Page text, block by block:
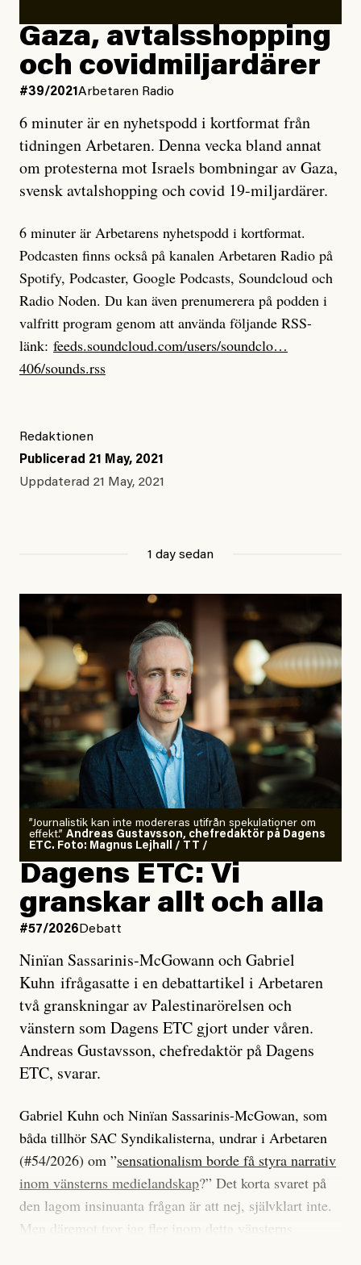
Gaza, avtalsshopping
och covidmiljardärer
#39/2021 Arbetaren Radio
6 minuter är en nyhetspodd i kortformat från
tidningen Arbetaren. Denna vecka bland annat
om protesterna mot Israels bombningar av Gaza,
svensk avtalshopping och covid 19-miljardärer.
6 minuter är Arbetarens nyhetspodd i kortformat.
Podcasten finns också på kanalen Arbetaren Radio på
Spotify, Podcaster, Google Podcasts, Soundcloud och
Radio Noden. Du kan även prenumerera på podden i
valfritt program genom att använda följande RSS-
länk: feeds.soundcloud.com/users/soundclo…
406/sounds.rss
Redaktionen
Publicerad 21 May, 2021
Uppdaterad 21 May, 2021
1 day sedan
”Journalistik kan inte modereras utifrån spekulationer om
effekt.” Andreas Gustavsson, chefredaktör på Dagens
ETC. Foto: Magnus Lejhall / TT /
Dagens ETC: Vi
granskar allt och alla
#57/2026Debatt
Ninïan Sassarinis-McGowann och Gabriel
Kuhn ifrågasatte i en debattartikel i Arbetaren
två granskningar av Palestinarörelsen och
vänstern som Dagens ETC gjort under våren.
Andreas Gustavsson, chefredaktör på Dagens
ETC, svarar.
Gabriel Kuhn och Ninïan Sassarinis-McGowan, som
båda tillhör SAC Syndikalisterna, undrar i Arbetaren
(#54/2026) om ”sensationalism borde få styra narrativ
inom vänsterns medielandskap?” Det korta svaret på
den lagom insinuanta frågan är att nej, självklart inte.
Men däremot tror jag fler inom detta vänsterns